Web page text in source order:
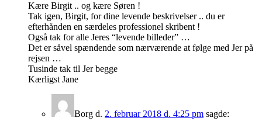
Kære Birgit .. og kære Søren !
Tak igen, Birgit, for dine levende beskrivelser .. du er
efterhånden en særdeles professionel skribent !
Også tak for alle Jeres “levende billeder” …
Det er såvel spændende som nærværende at følge med Jer på
rejsen …
Tusinde tak til Jer begge
Kærligst Jane
Borg d. 2. februar 2018 d. 4:25 pm sagde: